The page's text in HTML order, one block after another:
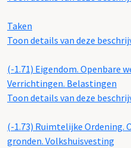
Taken
Toon details van deze
(-1.71) Eigendom. Openbare
Verrichtingen. Belastingen
Toon details van deze
(-1.73) Ruimtelijke Ordening.
gronden. Volkshuisvesting